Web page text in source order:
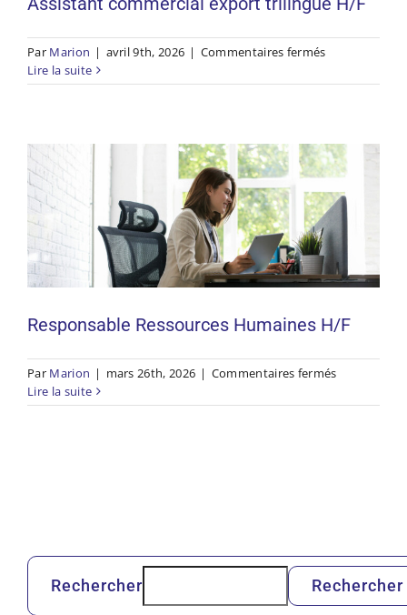
Assistant commercial export trilingue H/F
Par Marion | avril 9th, 2026 | Commentaires ferméssur
commercial
H/F
Lire la suite
Responsable Ressources Humaines
Responsable Ressources Humaines H/F
Par Marion | mars 26th, 2026 | Commentaires ferméssur
Ressources
Lire la suite
Rechercher Rechercher